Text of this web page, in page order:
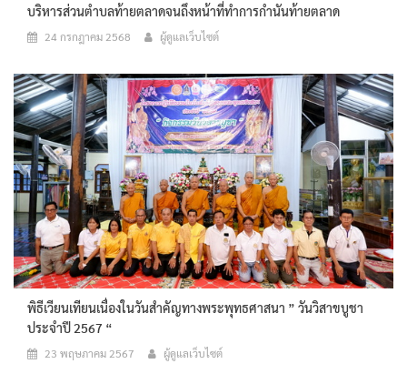
บริหารส่วนตำบลท้ายตลาดจนถึงหน้าที่ทำการกำนันท้ายตลาด
24 กรกฎาคม 2568 ผู้ดูแลเว็บไซต์
พิธีเวียนเทียนเนื่องในวันสำคัญทางพระพุทธศาสนา ” วันวิสาขบูชา
ประจำปี 2567 “
23 พฤษภาคม 2567 ผู้ดูแลเว็บไซต์